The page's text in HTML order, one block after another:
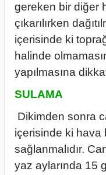
gereken bir diğer
çıkarılırken
içerisinde ki
halinde
yapılmasına
SULAMA
Dikimden sonra
içerisinde ki hava
sağlanmalıdır.
yaz aylarında 15